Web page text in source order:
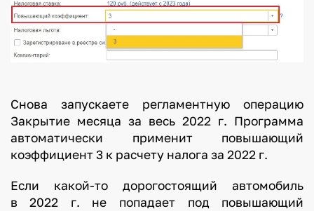
Снова запускаете регламентную операцию
Закрытие месяца за весь 2022 г. Программа
автоматически применит повышающий
коэффициент 3 к расчету налога за 2022 г.
Если какой-то дорогостоящий автомобиль
в 2022 г. не попадает под повышающий